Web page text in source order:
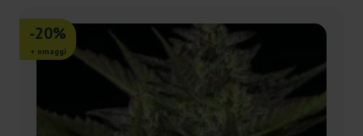
-20%
+ omaggi